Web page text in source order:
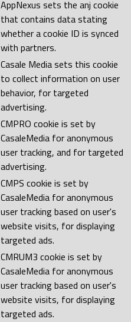
AppNexus sets the anj cookie
that contains data stating
whether a cookie ID is synced
with partners.
Casale Media sets this cookie
to collect information on user
behavior, for targeted
advertising.
CMPRO cookie is set by
CasaleMedia for anonymous
user tracking, and for targeted
advertising.
CMPS cookie is set by
CasaleMedia for anonymous
user tracking based on user's
website visits, for displaying
targeted ads.
CMRUM3 cookie is set by
CasaleMedia for anonymous
user tracking based on user's
website visits, for displaying
targeted ads.